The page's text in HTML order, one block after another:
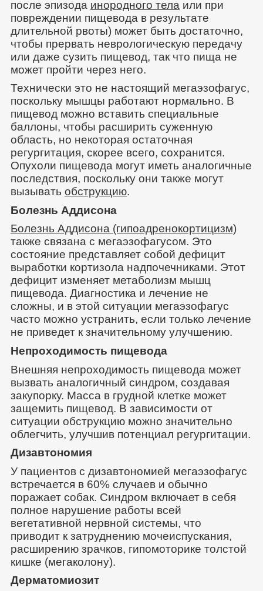
после эпизода инородного тела или при
повреждении пищевода в результате
длительной рвоты) может быть достаточно,
чтобы прервать неврологическую передачу
или даже сузить пищевод, так что пища не
может пройти через него.
Технически это не настоящий мегаэзофагус,
поскольку мышцы работают нормально. В
пищевод можно вставить специальные
баллоны, чтобы расширить суженную
область, но некоторая остаточная
регургитация, скорее всего, сохранится.
Опухоли пищевода могут иметь аналогичные
последствия, поскольку они также могут
вызывать обструкцию.
Болезнь Аддисона
Болезнь Аддисона (гипоадренокортицизм)
также связана с мегаэзофагусом. Это
состояние представляет собой дефицит
выработки кортизола надпочечниками. Этот
дефицит изменяет метаболизм мышц
пищевода. Диагностика и лечение не
сложны, и в этой ситуации мегаэзофагус
часто можно устранить, если только лечение
не приведет к значительному улучшению.
Непроходимость пищевода
Внешняя непроходимость пищевода может
вызвать аналогичный синдром, создавая
закупорку. Масса в грудной клетке может
защемить пищевод. В зависимости от
ситуации обструкцию можно значительно
облегчить, улучшив потенциал регургитации.
Дизавтономия
У пациентов с дизавтономией мегаэзофагус
встречается в 60% случаев и обычно
поражает собак. Синдром включает в себя
полное нарушение работы всей
вегетативной нервной системы, что
приводит к затруднению мочеиспускания,
расширению зрачков, гипомоторике толстой
кишке (мегаколону).
Дерматомиозит